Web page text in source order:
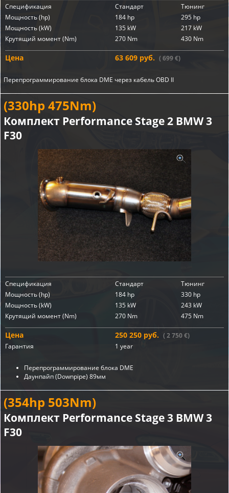
Спецификация Стандарт
Тюнинг
Мощность (hp)
184 hp
295 hp
Мощность (kW)
135 kW
217 kW
Крутящий момент (Nm)
270 Nm 430 Nm
Цена 63 609 руб. ( 699 €)
Перепрограммирование блока DME через кабель OBD II
(330hp 475Nm)
Комплект Performance Stage 2 BMW 3
F30
Спецификация Стандарт
Тюнинг
Мощность (hp)
184 hp
330 hp
Мощность (kW)
135 kW
243 kW
Крутящий момент (Nm)
270 Nm 475 Nm
Цена 250 250 руб. ( 2 750 €)
Гарантия
1 year
Перепрограммирование блока DME
Даунпайп (Downpipe) 89мм
(354hp 503Nm)
Комплект Performance Stage 3 BMW 3
F30